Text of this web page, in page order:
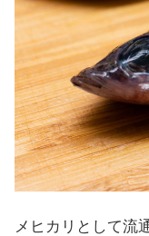
メヒカリとして流